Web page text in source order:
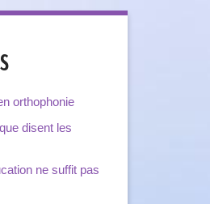
orthophonie
disent les
ne suffit pas